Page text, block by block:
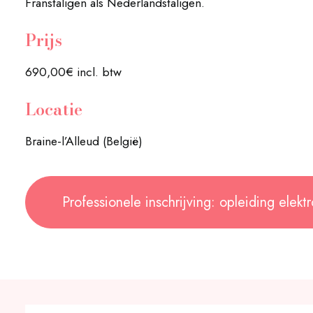
Prijs
690,00€ incl. btw
Locatie
Braine-l’Alleud (België)
Professionele inschrijving: opleiding